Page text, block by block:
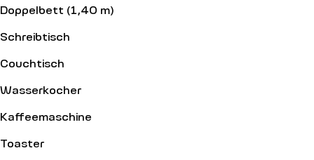
Doppelbett (1,40 m)
Schreibtisch
Couchtisch
Wasserkocher
Kaffeemaschine
Toaster